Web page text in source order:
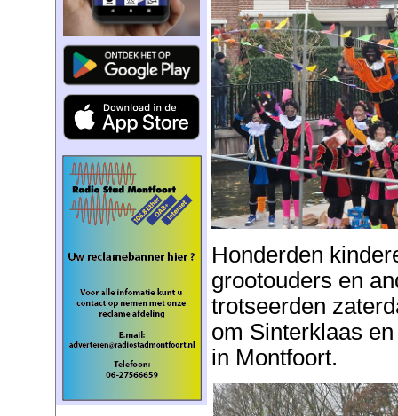
Honderden
grootouders en
trotseerden
om Sinterklaas
in Montfoort.